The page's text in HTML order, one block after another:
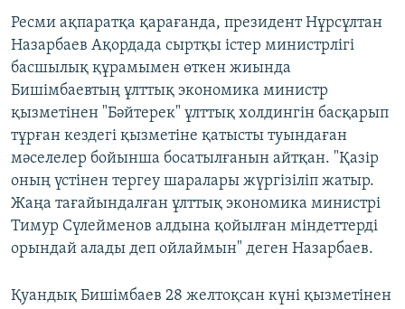
Ресми ақпаратқа қарағанда, президент Нұрсұлтан
Назарбаев Ақордада сыртқы істер министрлігі
басшылық құрамымен өткен жиында
Бишімбаевтың ұлттық экономика министр
қызметінен "Бәйтерек" ұлттық холдингін басқарып
тұрған кездегі қызметіне қатысты туындаған
мәселелер бойынша босатылғанын айтқан. "Қазір
оның үстінен тергеу шаралары жүргізіліп жатыр.
Жаңа тағайындалған ұлттық экономика министрі
Тимур Сүлейменов алдына қойылған міндеттерді
орындай алады деп ойлаймын" деген Назарбаев.
Қуандық Бишімбаев 28 желтоқсан күні қызметінен